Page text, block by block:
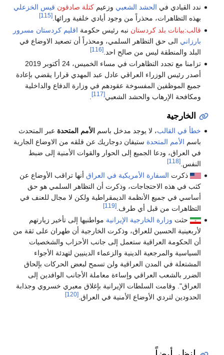
ندد القيادي في الحشد الشعبي وزعيمكتلة صادقون قيس الخزعلي
بهذه التظاهرات، محذراً من وجود أيادي خلفية ورائها.[115]
قالب:بيانات بلد كردستان نبه رئيس حكومة اقليم كردستان مسرور
بارزاني الى حق التظاهر السلمي، ومحذراً أن تصعيد الاوضاع في
البلد والمنطقة ليس من صالح احد.[116]
تزامنا مع تجدد التظاهرات في مساء الخميس، 24 أكتوبر 2019
أصدر رئيس الوزراء العراقي عادل عبد المهدي قرارا يقضي بإعادة
جميع الموظفين المفسوخة عقودهم في وزارة الدفاع والداخلية
ومكافحة الإرهاب والحشد الشعبي[117]
الخارجية
خطأ في القالب، لا يوجد مدخل باسمالأمم المتحدة عبر المتحدث
باسم الأمم المتحدة ستيفان دوجاريك عن قلقه من الاوضاع الجارية
في العراق، ودعا الجميع إلى الحوار والقوات الأمنية إلى ضبط
النفس.[118]
ذكرت السفارة الأمريكية في العراق أنها تراقب الأوضاع عن
كثب في هذه الاحتجاجات، وذكرت أن التظاهر السلمي هو حق
أساسي في جميع الأنظمة الديمقراطية ولكن لا مجال للعنف في
التظاهرات من قبل أي طرف.[119]
حثت وزارة الخارجية الإيرانية مواطنيها إلى تأخير زيارتهم
لأربعينية الحسين للعراق، وذكرت الخارجية أن طهران على ثقة من
أن الحكومة العراقية ستعمل إلى جانب الأحزاب والشخصيات
السياسية والمرجعية الدينية والزعماء الدينيين لتهدئة الأجواء
المشتعلة في المدن العراقية ولن تسمح لبعض الحركات بإلحاق
الضرر بالشعب العراقي وإساءة معاملة الأجانب الوافدين إلى
العراق". وقامت السلطات الإيرانية بإغلاق معبري خسروي وجذابة
الحدودين لتردي الأوضاع الأمنية في العراق.[120]